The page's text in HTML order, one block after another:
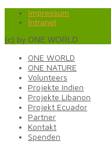
Impressum
Intranet
(c) by ONE WORLD
ONE WORLD
ONE NATURE
Volunteers
Projekte Indien
Projekte Libanon
Projekt Ecuador
Partner
Kontakt
Spenden